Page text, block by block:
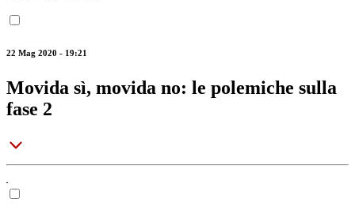
22 Mag 2020 - 19:21
Movida sì, movida no: le polemiche sulla
fase 2